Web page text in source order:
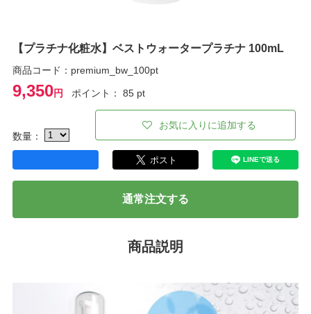
【プラチナ化粧水】ベストウォータープラチナ 100mL
商品コード：premium_bw_100pt
9,350円 ポイント： 85 pt
数量：
お気に入りに追加する
通常注文する
商品説明